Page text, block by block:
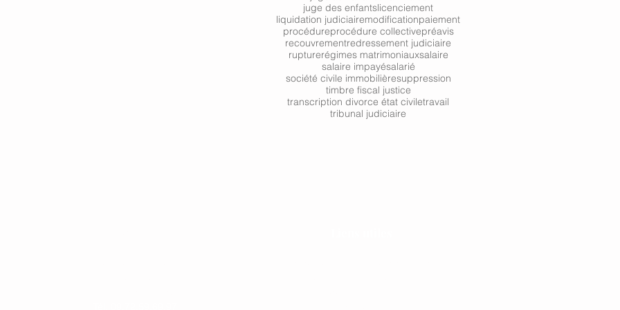
juge des enfantslicenciement
liquidation judiciairemodificationpaiement
procédureprocédure collectivepréavis
recouvrementredressement judiciaire
rupturerégimes matrimoniauxsalaire
salaire impayésalarié
société civile immobilièresuppression
timbre fiscal justice
transcription divorce état civiletravail
tribunal judiciaire